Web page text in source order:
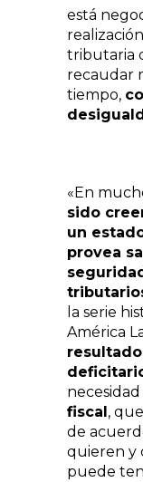
está
tributaria
recaudar
tiempo,
«En
sido
un
provea
la serie
América
fiscal,
de
quieren y
puede